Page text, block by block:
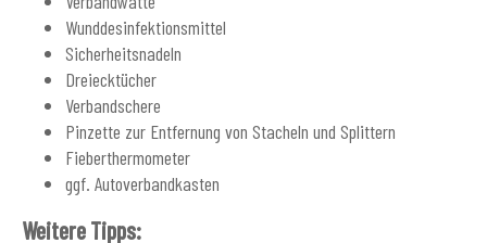
Wunddesinfektionsmittel
Sicherheitsnadeln
Dreiecktücher
Verbandschere
Pinzette zur Entfernung von Stacheln und Splittern
Fieberthermometer
ggf. Autoverbandkasten
Weitere Tipps: